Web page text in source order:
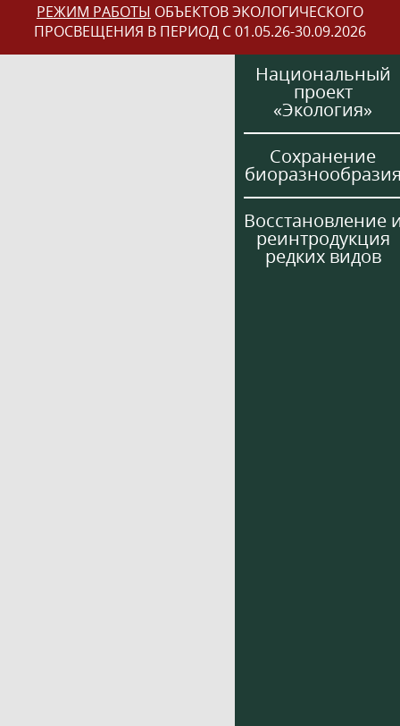
РЕЖИМ РАБОТЫ ОБЪЕКТОВ ЭКОЛОГИЧЕСКОГО
ПРОСВЕЩЕНИЯ В ПЕРИОД С 01.05.26-30.09.2026
Национальный
проект
«Экология»
Сохранение
Восстановление
реинтродукция
редких видов